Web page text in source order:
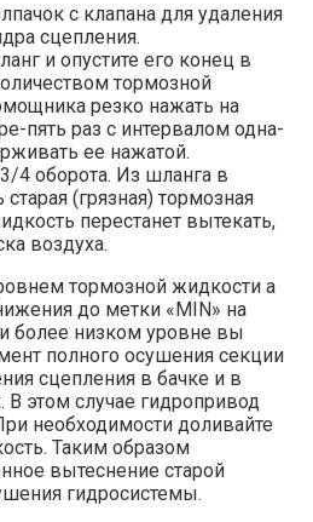
с клапана для удаления
сцепления.
и опустите его конец в
тормозной
резко нажать на
пять раз с интервалом одна-
ее нажатой.
4 оборота. Из шланга в
(грязная) тормозная
перестанет вытекать,
воздуха.
тормозной жидкости а
до метки «MIN» на
более низком уровне вы
полного осушения секции
сцепления в бачке и в
В этом случае гидропривод
необходимости доливайте
Таким образом
вытеснение старой
гидросистемы.